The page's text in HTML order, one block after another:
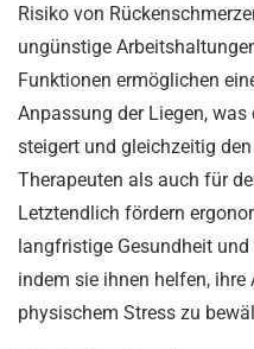
Risiko von
ungünstige
Funktionen ermöglichen
Anpassung der Liegen,
steigert und gleichzeitig
Therapeuten als auch für
Letztendlich fördern
langfristige Gesundheit
indem sie ihnen helfen,
physischem Stress zu